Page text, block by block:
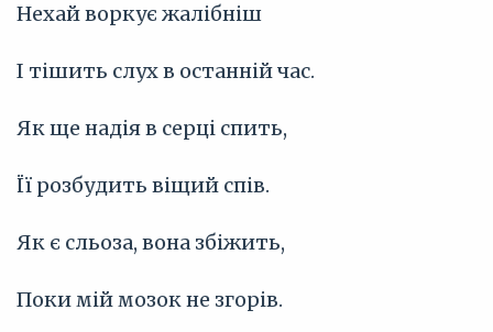
Нехай воркує жалібніш
І тішить слух в останній час.
Як ще надія в серці спить,
Її розбудить віщий спів.
Як є сльоза, вона збіжить,
Поки мій мозок не згорів.